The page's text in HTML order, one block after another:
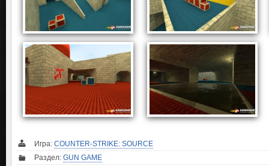
Игра: COUNTER-STRIKE: SOURCE
Раздел: GUN GAME